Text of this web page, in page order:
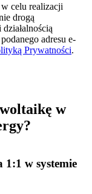
celu realizacji
drogą
adresu e-
Prywatności.
w
1:1 w systemie